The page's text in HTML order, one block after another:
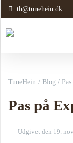
th@tunehein.dk
TuneHein / Blog /
Pas på
Udgivet den 19.